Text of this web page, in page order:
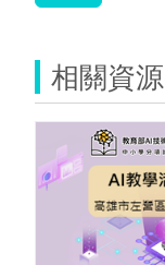
相關資源